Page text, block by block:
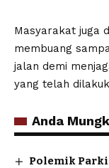
​Masyarakat juga
membuang
jalan demi
yang telah
Anda
Polemik